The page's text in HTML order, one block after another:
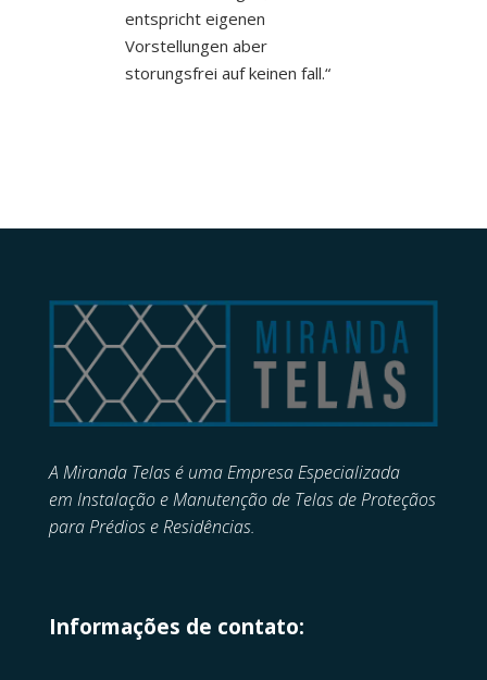
entspricht eigenen
Vorstellungen aber
storungsfrei auf keinen fall.“
A Miranda Telas é uma Empresa Especializada
em Instalação e Manutenção de Telas de Proteçãos
para Prédios e Residências.
Informações de contato: